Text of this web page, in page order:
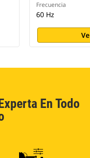
Frecuencia
60 Hz
En Todo